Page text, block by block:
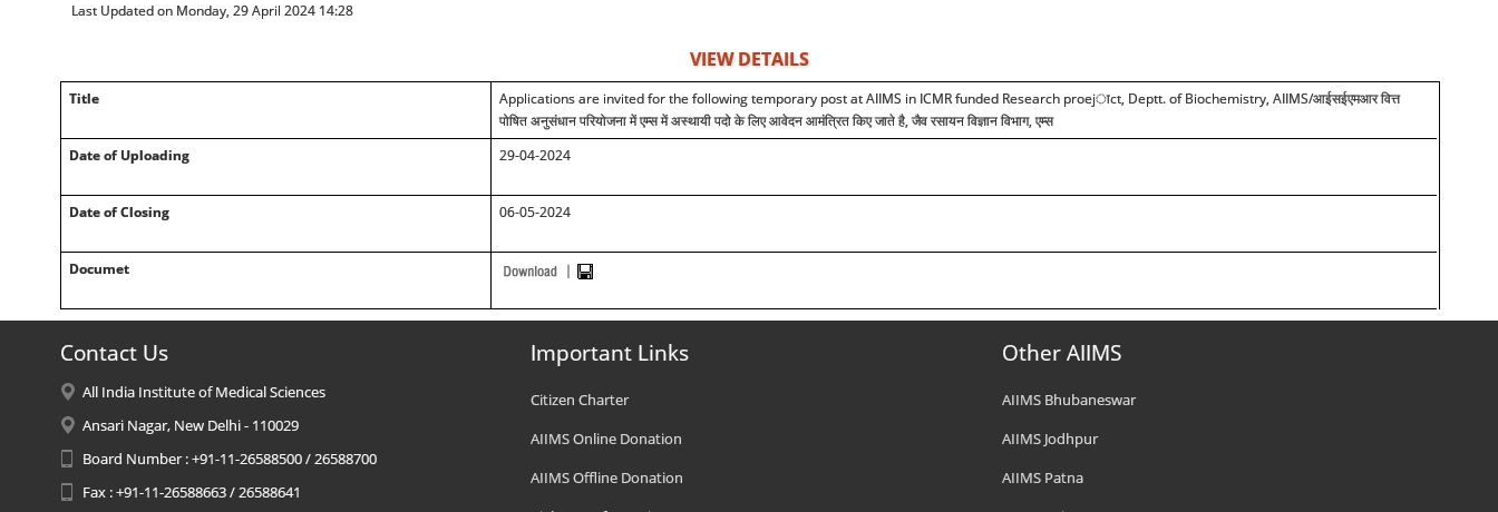
Last Updated on Monday, 29 April 2024 14:28
VIEW DETAILS
Title Applications are invited for the following temporary post at AIIMS in ICMR funded Research proejाct, Deptt. of Biochemistry, AIIMS/आईसईएमआर वित्त
पोषित अनुसंधान परियोजना में एम्स में अस्थायी पदो के लिए आवेदन आमंत्रित किए जाते है, जैव रसायन विज्ञान विभाग, एम्स
Date of Uploading
29-04-2024
Date of Closing 06-05-2024
Documet
Contact Us
All India Institute of Medical Sciences
Ansari Nagar, New Delhi - 110029
Board Number : +91-11-26588500 / 26588700
Fax : +91-11-26588663 / 26588641
Important Links
Citizen Charter
AIIMS Online Donation
AIIMS Offline Donation
Other AIIMS
AIIMS Bhubaneswar
AIIMS Jodhpur
AIIMS Patna